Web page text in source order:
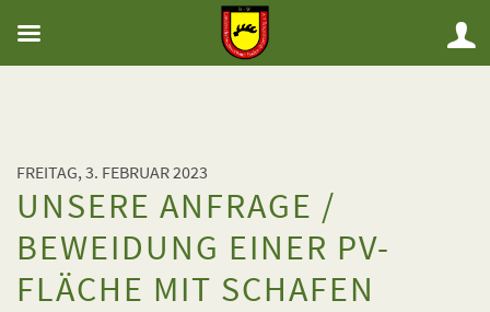
FREITAG, 3. FEBRUAR 2023
UNSERE ANFRAGE /
BEWEIDUNG EINER PV-
FLÄCHE MIT SCHAFEN